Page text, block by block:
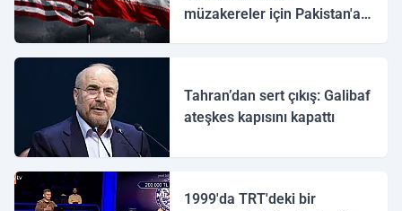
müzakereler için Pakistan'a
Tahran’dan sert çıkış: Galibaf
ateşkes kapısını kapattı
1999'da TRT'deki bir